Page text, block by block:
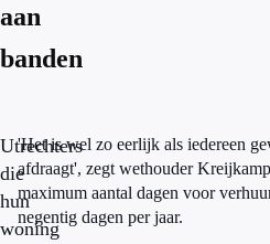
aan
banden
Utrechters
die
hun
woning
'Het is wel zo eerlijk als iedereen
afdraagt', zegt wethouder
maximum aantal dagen voor
negentig dagen per jaar.